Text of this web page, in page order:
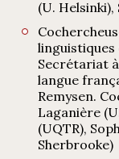
(U.
linguistiques
Secrétariat
langue
Remysen.
Laganière
(UQTR),
Sherbrooke)